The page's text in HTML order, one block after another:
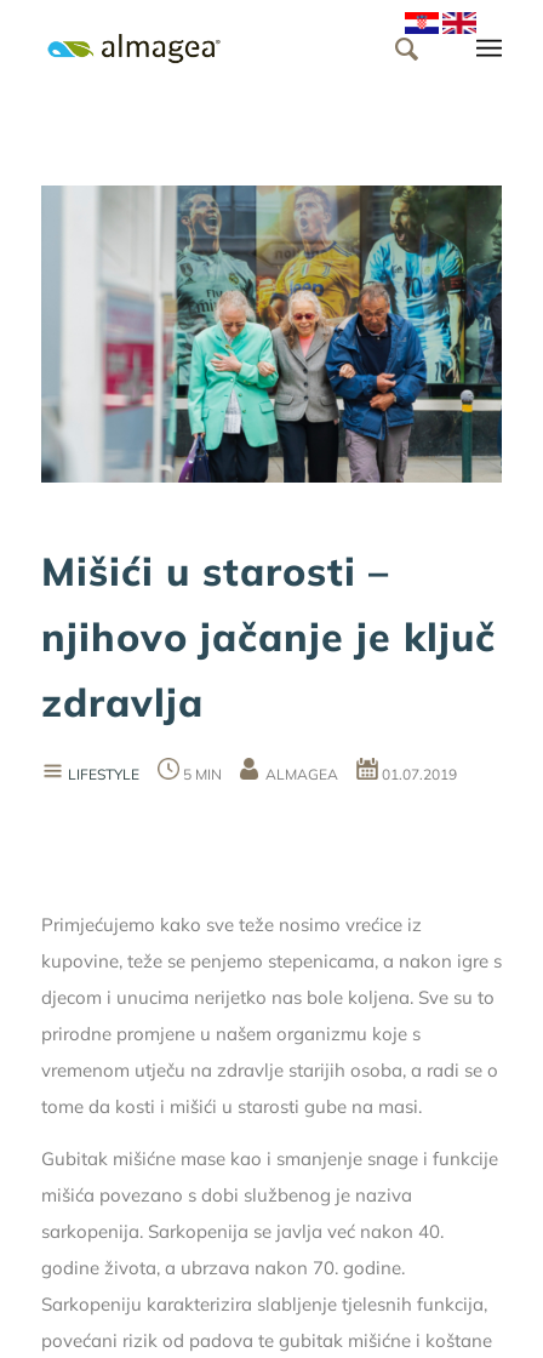
Mišići u starosti –
njihovo jačanje je ključ
zdravlja
LIFESTYLE 5 MIN ALMAGEA 01.07.2019
Primjećujemo kako sve teže nosimo vrećice iz
kupovine, teže se penjemo stepenicama, a nakon igre s
djecom i unucima nerijetko nas bole koljena. Sve su to
prirodne promjene u našem organizmu koje s
vremenom utječu na zdravlje starijih osoba, a radi se o
tome da kosti i mišići u starosti gube na masi.
Gubitak mišićne mase kao i smanjenje snage i funkcije
mišića povezano s dobi službenog je naziva
sarkopenija. Sarkopenija se javlja već nakon 40.
godine života, a ubrzava nakon 70. godine.
Sarkopeniju karakterizira slabljenje tjelesnih funkcija,
povećani rizik od padova te gubitak mišićne i koštane